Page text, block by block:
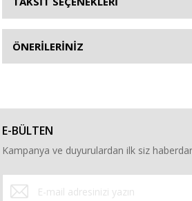
ÖNERİLERİNİZ
E-BÜLTEN
Kampanya ve duyurulardan ilk siz